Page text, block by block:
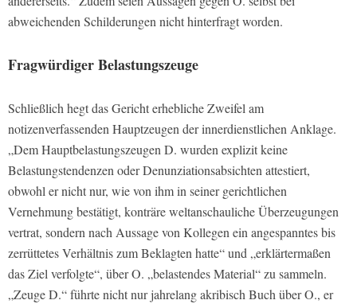
abweichenden Schilderungen nicht hinterfragt worden.
Fragwürdiger Belastungszeuge
Schließlich hegt das Gericht erhebliche Zweifel am
notizenverfassenden Hauptzeugen der innerdienstlichen Anklage.
„Dem Hauptbelastungszeugen D. wurden explizit keine
Belastungstendenzen oder Denunziationsabsichten attestiert,
obwohl er nicht nur, wie von ihm in seiner gerichtlichen
Vernehmung bestätigt, konträre weltanschauliche Überzeugungen
vertrat, sondern nach Aussage von Kollegen ein angespanntes bis
zerrüttetes Verhältnis zum Beklagten hatte“ und „erklärtermaßen
das Ziel verfolgte“, über O. „belastendes Material“ zu sammeln.
„Zeuge D.“ führte nicht nur jahrelang akribisch Buch über O., er